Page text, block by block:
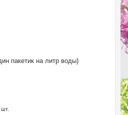
пакетик на литр воды)
шт.